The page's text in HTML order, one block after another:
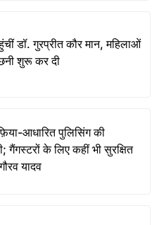
डॉ. गुरप्रीत कौर मान, महिलाओं
शुरू कर दी
आधारित पुलिसिंग की
गैंगस्टरों के लिए कहीं भी सुरक्षित
यादव